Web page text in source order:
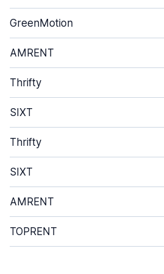
GreenMotion
AMRENT
Thrifty
SIXT
Thrifty
SIXT
AMRENT
TOPRENT